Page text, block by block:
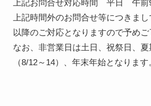
上記お問合せ対応時間 平日 午前
上記時間外のお問合せ等につきまし
以降のご対応となりますので予めご
なお、非営業日は土日、祝祭日、
（8/12～14）、年末年始となります